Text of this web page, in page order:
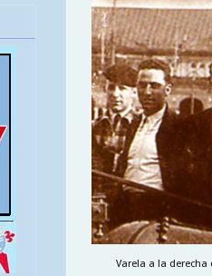
Varela a la derecha